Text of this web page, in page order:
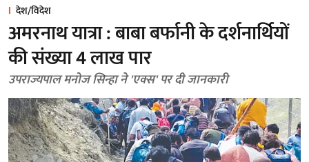
देश/विदेश
अमरनाथ यात्रा : बाबा बर्फानी के दर्शनार्थियों
की संख्या 4 लाख पार
उपराज्यपाल मनोज सिन्हा ने 'एक्स' पर दी जानकारी